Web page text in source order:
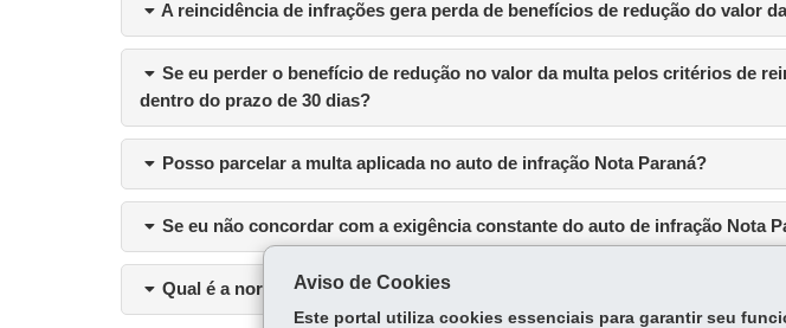
A reincidência de infrações gera perda de benefícios de redução do valor
Se eu perder o benefício de redução no valor da multa pelos critérios de
dentro do prazo de 30 dias?
Posso parcelar a multa aplicada no auto de infração Nota Paraná?
Se eu não concordar com a exigência constante do auto de infração Nota
Qual é a norma que consolida as principais regras relativas ao auto de
Aviso de Cookies
Este portal utiliza cookies essenciais para garantir seu